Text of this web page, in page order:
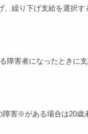
繰り下げ支給を選択す
害者になったときに支
害※がある場合は20